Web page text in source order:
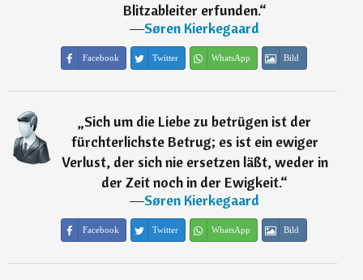
Blitzableiter erfunden.“
―Søren Kierkegaard
Facebook Twitter WhatsApp Bild
„Sich um die Liebe zu betrügen ist der
fürchterlichste Betrug; es ist ein ewiger
Verlust, der sich nie ersetzen läßt, weder in
der Zeit noch in der Ewigkeit.“
―Søren Kierkegaard
Facebook Twitter WhatsApp Bild